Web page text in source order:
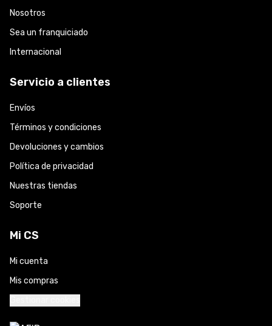
Nosotros
Sea un franquiciado
Internacional
Servicio a clientes
Envíos
Términos y condiciones
Devoluciones y cambios
Política de privacidad
Nuestras tiendas
Soporte
Mi CS
Mi cuenta
Mis compras